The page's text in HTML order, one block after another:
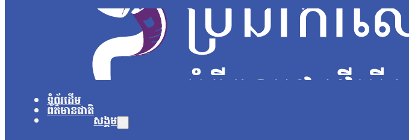
ទំព័រដើម
ព័ត៌មានជាតិ
សង្គម